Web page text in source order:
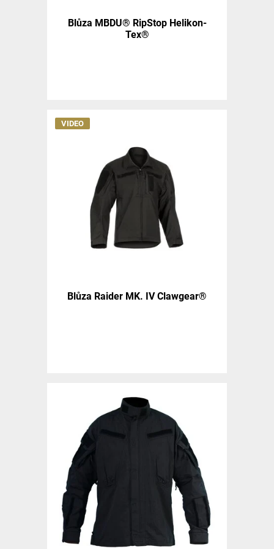
Blůza MBDU® RipStop Helikon-
Tex®
VIDEO
Blůza Raider MK. IV Clawgear®